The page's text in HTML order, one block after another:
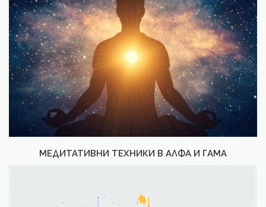
МЕДИТАТИВНИ ТЕХНИКИ В АЛФА И ГАМА